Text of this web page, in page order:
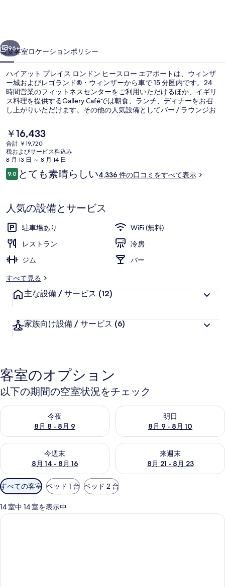
イ
ス
ロ
ン
ド
ン
ヒ
ー
ス
ー
エ
ア
ポ
ー
ャ
ラ
リ
次へ
96+
概要客室ロケーションポリシー
ハイアット プレイス ロンドン ヒースロー エアポートは、ウィンザ
ー城およびレゴランド®・ウィンザーから車で 15 分圏内です。24
時間営業のフィットネスセンターをご利用いただけるほか、イギリ
ス料理を提供するGallery Caféでは朝食、ランチ、ディナーをお召
し上がりいただけます。その他の人気設備としてバー / ラウンジお
親切なスタッフが旅行者の高い評価を得ています。
現
在
の
料
金
は
す
￥16,433
合計 ￥19,720
税およびサービス料込み
8 月 13 日 ～ 8 月 14 日
口
コ
9.010段階中9.0
とても素晴らしい4,336 件の口コミをすべて表示
人気の設備とサービス
駐車場あり
WiFi (無料)
レストラン
冷房
ジム
バー
すべて見る
主な設備 / サービス (12)
家族向け設備 / サービス (6)
客室のオプション
以下の期間の空室状況をチェック
今夜
8月 8 - 8月 9
今夜 8月 8 - 8月 9 の空室状況をチェック
明日
8月 9 - 8月 10
明日 8月 9 - 8月 10 の空室状
今週末
8月 14 - 8月 16
今週末 8月 14 - 8月 16 の空室状況をチェック
来週末
8月 21 - 8月 23
来週末 8月 21 - 8月 23 の空室
利
用
可
能
すべての客室 ベッド 1 台 ベッド 2 台
14 室中 14 室を表示中